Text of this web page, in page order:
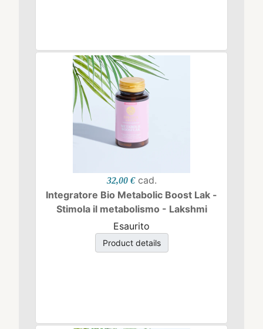
32,00 € cad.
Integratore Bio Metabolic Boost Lak -
Stimola il metabolismo - Lakshmi
Esaurito
Product details